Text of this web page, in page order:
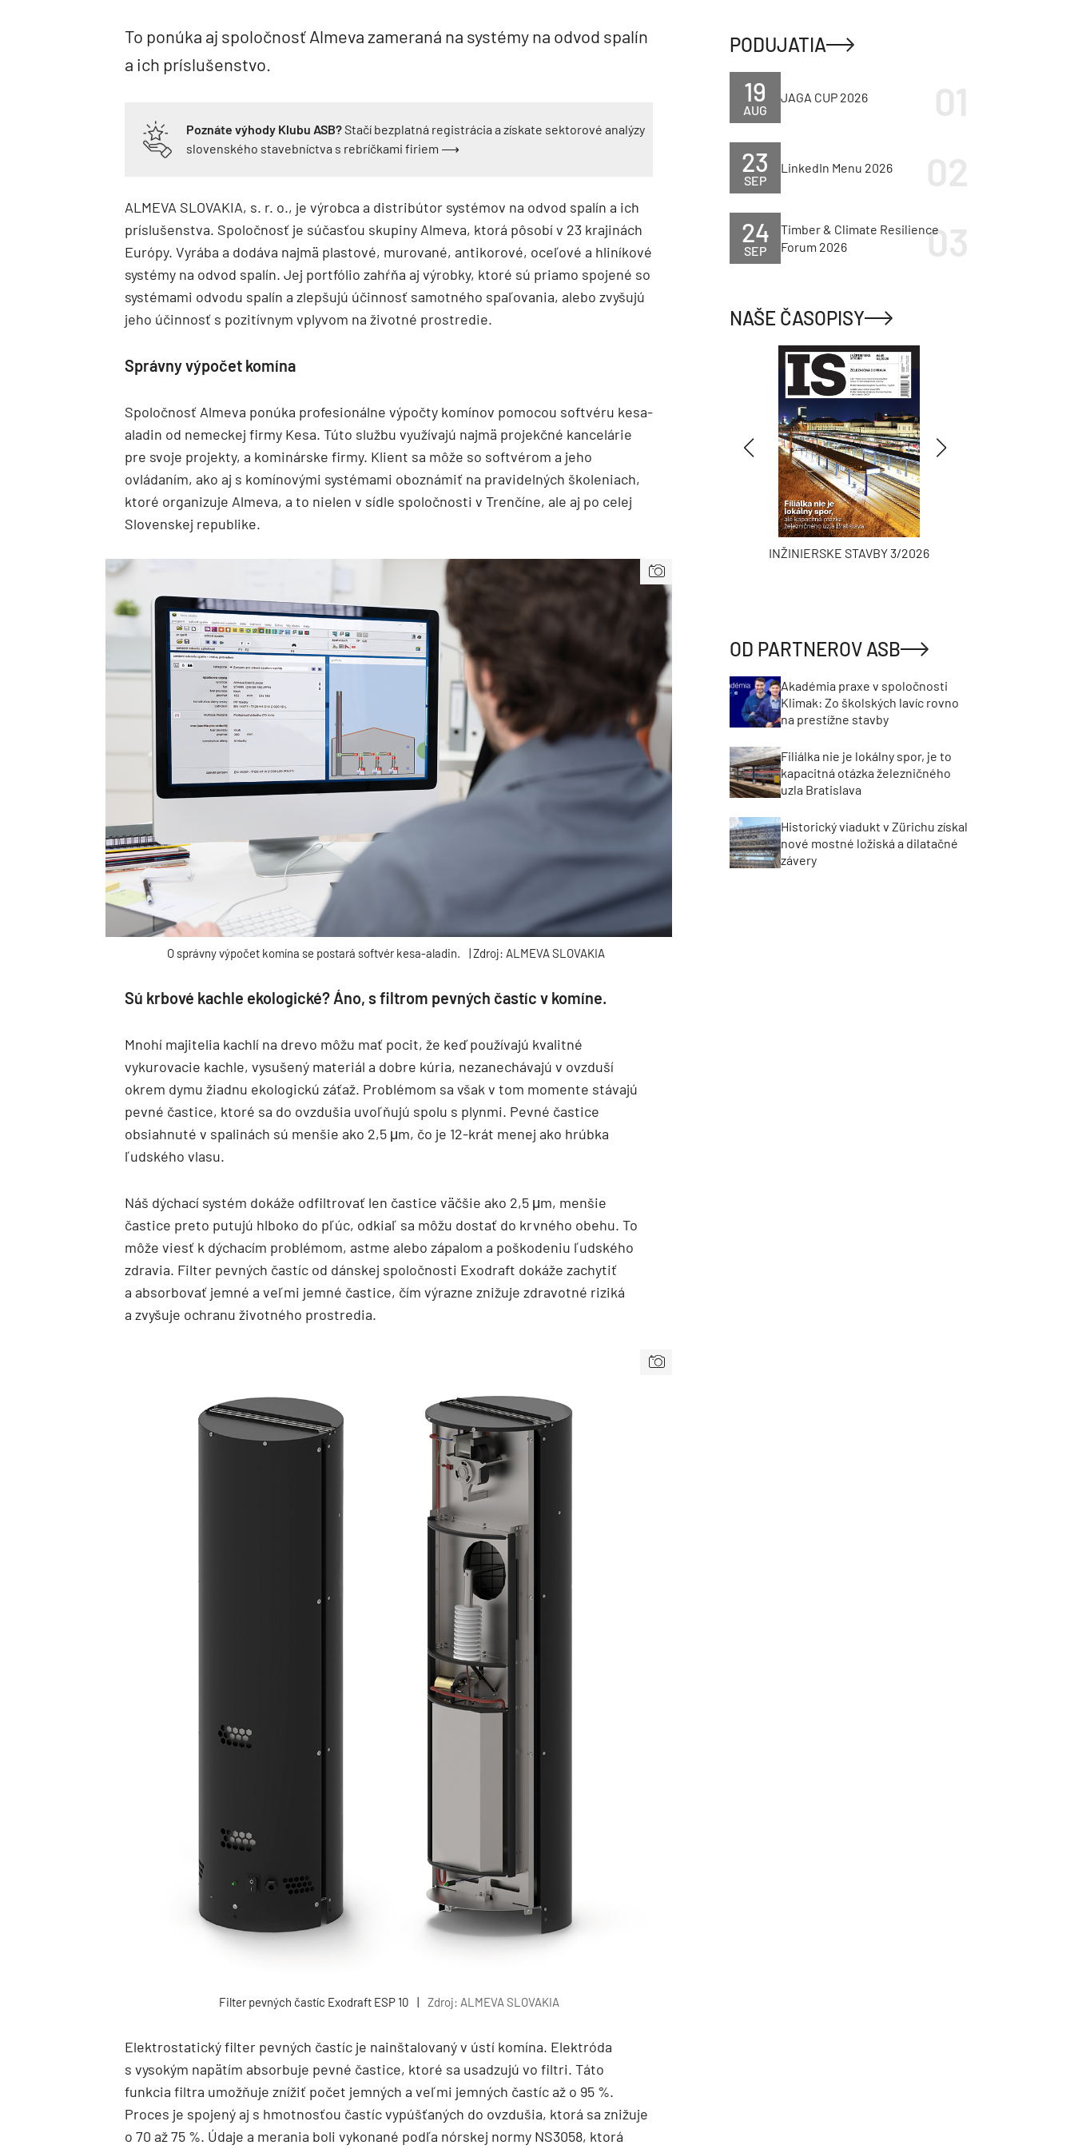
To ponúka aj spoločnosť Almeva zameraná na systémy na odvod spalín
a ich príslušenstvo.
Poznáte výhody Klubu ASB?Stačí bezplatná registrácia a získate sektorové analýzy
slovenského stavebníctva s rebríčkami firiem ⟶
ALMEVA SLOVAKIA, s. r. o., je výrobca a distribútor systémov na odvod spalín a ich
príslušenstva. Spoločnosť je súčasťou skupiny Almeva, ktorá pôsobí v 23 krajinách
Európy. Vyrába a dodáva najmä plastové, murované, antikorové, oceľové a hliníkové
systémy na odvod spalín. Jej portfólio zahŕňa aj výrobky, ktoré sú priamo spojené so
systémami odvodu spalín a zlepšujú účinnosť samotného spaľovania, alebo zvyšujú
jeho účinnosť s pozitívnym vplyvom na životné prostredie.
Správny výpočet komína
Spoločnosť Almeva ponúka profesionálne výpočty komínov pomocou softvéru kesa-
aladin od nemeckej firmy Kesa. Túto službu využívajú najmä projekčné kancelárie
pre svoje projekty, a kominárske firmy. Klient sa môže so softvérom a jeho
ovládaním, ako aj s komínovými systémami oboznámiť na pravidelných školeniach,
ktoré organizuje Almeva, a to nielen v sídle spoločnosti v Trenčíne, ale aj po celej
Slovenskej republike.
O správny výpočet komína se postará softvér kesa-aladin. | Zdroj: ALMEVA SLOVAKIA
Sú krbové kachle ekologické? Áno, s filtrom pevných častíc v komíne.
Mnohí majitelia kachlí na drevo môžu mať pocit, že keď používajú kvalitné
vykurovacie kachle, vysušený materiál a dobre kúria, nezanechávajú v ovzduší
okrem dymu žiadnu ekologickú záťaž. Problémom sa však v tom momente stávajú
pevné častice, ktoré sa do ovzdušia uvoľňujú spolu s plynmi. Pevné častice
obsiahnuté v spalinách sú menšie ako 2,5 μm, čo je 12-krát menej ako hrúbka
ľudského vlasu.
Náš dýchací systém dokáže odfiltrovať len častice väčšie ako 2,5 μm, menšie
častice preto putujú hlboko do pľúc, odkiaľ sa môžu dostať do krvného obehu. To
môže viesť k dýchacím problémom, astme alebo zápalom a poškodeniu ľudského
zdravia. Filter pevných častíc od dánskej spoločnosti Exodraft dokáže zachytiť
a absorbovať jemné a veľmi jemné častice, čím výrazne znižuje zdravotné riziká
a zvyšuje ochranu životného prostredia.
Filter pevných častíc Exodraft ESP 10 | Zdroj: ALMEVA SLOVAKIA
Elektrostatický filter pevných častíc je nainštalovaný v ústí komína. Elektróda
s vysokým napätím absorbuje pevné častice, ktoré sa usadzujú vo filtri. Táto
funkcia filtra umožňuje znížiť počet jemných a veľmi jemných častíc až o 95 %.
Proces je spojený aj s hmotnosťou častíc vypúšťaných do ovzdušia, ktorá sa znižuje
o 70 až 75 %. Údaje a merania boli vykonané podľa nórskej normy NS3058, ktorá
PODUJATIA
AUG
19 JAGA CUP 2026
SEP
23 LinkedIn Menu 2026
SEP
24
Timber & Climate Resilience
Forum 2026
NAŠE ČASOPISY
INŽINIERSKE STAVBY 3/2026
OD PARTNEROV ASB
Akadémia praxe v spoločnosti
Klimak: Zo školských lavíc rovno
na prestížne stavby
Filiálka nie je lokálny spor, je to
kapacitná otázka železničného
uzla Bratislava
Historický viadukt v Zürichu získal
nové mostné ložiská a dilatačné
závery